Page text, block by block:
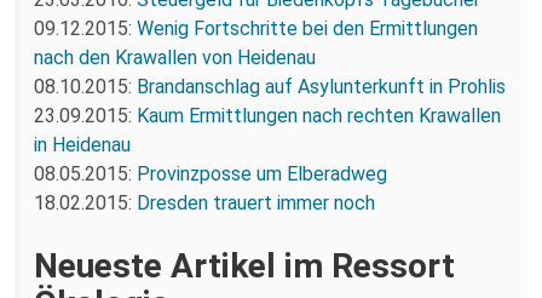
09.12.2015: Wenig Fortschritte bei den Ermittlungen
nach den Krawallen von Heidenau
08.10.2015: Brandanschlag auf Asylunterkunft in Prohlis
23.09.2015: Kaum Ermittlungen nach rechten Krawallen
in Heidenau
08.05.2015: Provinzposse um Elberadweg
18.02.2015: Dresden trauert immer noch
Neueste Artikel im Ressort